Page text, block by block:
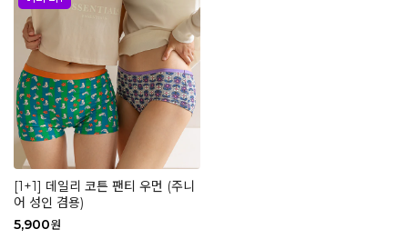
[1+1] 데일리 코튼 팬티 우먼 (주니
어 성인 겸용)
5,900원